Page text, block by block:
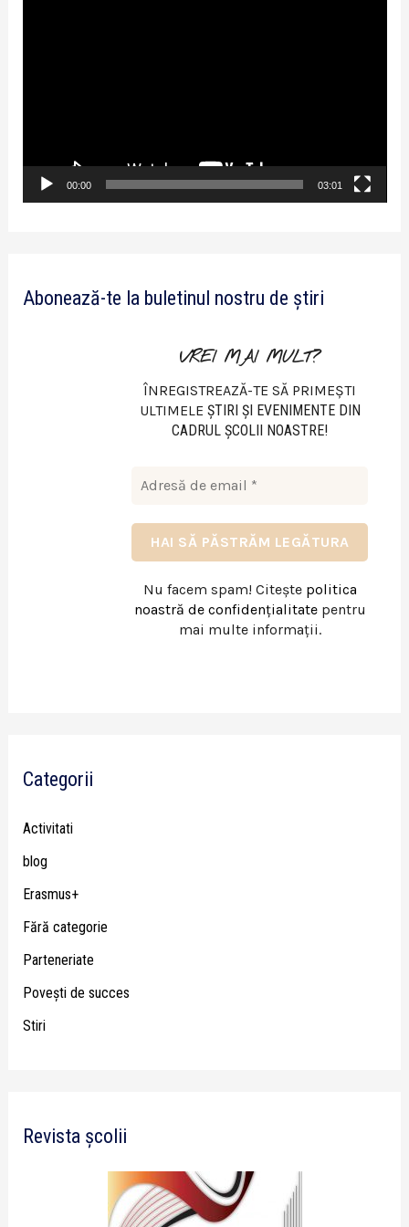
o
00:00 03:01
Abonează-te la buletinul nostru de știri
VREI MAI MULT?
ÎNREGISTREAZĂ-TE SĂ PRIMEȘTI
ULTIMELE ŞTIRI ŞI EVENIMENTE DIN
CADRUL ŞCOLII NOASTRE!
Nu facem spam! Citește politica
noastră de confidențialitatepentru
mai multe informații.
Categorii
Activitati
blog
Erasmus+
Fără categorie
Parteneriate
Poveşti de succes
Stiri
Revista școlii